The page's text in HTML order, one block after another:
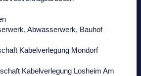
Abwasserwerk, Bauhof
Kabelverlegung Mondorf
Kabelverlegung Losheim Am